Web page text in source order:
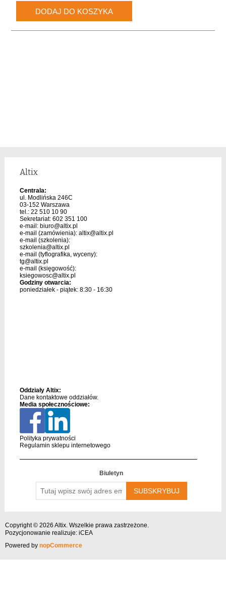
Altix
Centrala:
ul. Modlińska 246C
03-152 Warszawa
tel.: 22 510 10 90
Sekretariat: 602 351 100
e-mail: biuro@altix.pl
e-mail (zamówienia): altix@altix.pl
e-mail (szkolenia):
szkolenia@altix.pl
e-mail (tyflografika, wyceny):
tg@altix.pl
e-mail (księgowość):
ksiegowosc@altix.pl
Godziny otwarcia:
poniedziałek - piątek: 8:30 - 16:30
Oddziały Altix:
Dane kontaktowe oddziałów.
Media społecznościowe:
Polityka prywatności
Regulamin sklepu internetowego
Biuletyn
wpisz
swój
Copyright © 2026 Altix. Wszelkie prawa zastrzeżone.
Pozycjonowanie realizuje: iCEA
Powered by nopCommerce